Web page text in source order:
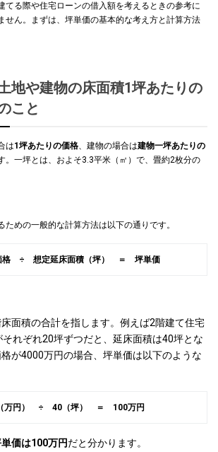
てる際や住宅ローンの借入額を考えるときの参考に
せん。まずは、坪単価の基本的な考え方と計算方法
地や建物の床面積1坪あたりの
こと
は1坪あたりの価格、建物の場合は建物一坪あたりの
。一坪とは、およそ3.3平米（㎡）で、畳約2枚分の
ための一般的な計算方法は以下の通りです。
格 ÷ 想定延床面積（坪） ＝ 坪単価
面積の合計を指します。例えば2階建て住宅
れぞれ20坪ずつだと、延床面積は40坪とな
が4000万円の場合、坪単価は以下のような
万円） ÷ 40（坪） ＝ 100万円
価は100万円だと分かります。